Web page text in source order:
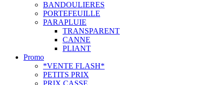
BANDOULIERES
PORTEFEUILLE
PARAPLUIE
TRANSPARENT
CANNE
PLIANT
Promo
*VENTE FLASH*
PETITS PRIX
PRIX CASSE